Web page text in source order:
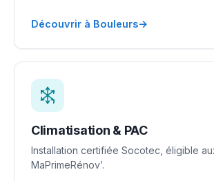
Découvrir à Bouleurs→
Climatisation & PAC
Installation certifiée Socotec, éligible
MaPrimeRénov’.